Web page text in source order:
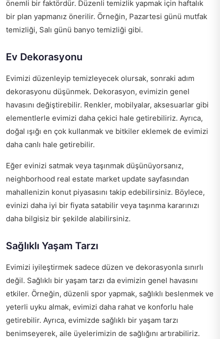
önemli bir faktördür. Düzenli temizlik yapmak için haftalık
bir plan yapmanız önerilir. Örneğin, Pazartesi günü mutfak
temizliği, Salı günü banyo temizliği gibi.
Ev Dekorasyonu
Evimizi düzenleyip temizleyecek olursak, sonraki adım
dekorasyonu düşünmek. Dekorasyon, evimizin genel
havasını değiştirebilir. Renkler, mobilyalar, aksesuarlar gibi
elementlerle evimizi daha çekici hale getirebiliriz. Ayrıca,
doğal ışığı en çok kullanmak ve bitkiler eklemek de evimizi
daha canlı hale getirebilir.
Eğer evinizi satmak veya taşınmak düşünüyorsanız,
neighborhood real estate market update sayfasından
mahallenizin konut piyasasını takip edebilirsiniz. Böylece,
evinizi daha iyi bir fiyata satabilir veya taşınma kararınızı
daha bilgisiz bir şekilde alabilirsiniz.
Sağlıklı Yaşam Tarzı
Evimizi iyileştirmek sadece düzen ve dekorasyonla sınırlı
değil. Sağlıklı bir yaşam tarzı da evimizin genel havasını
etkiler. Örneğin, düzenli spor yapmak, sağlıklı beslenmek ve
yeterli uyku almak, evimizi daha rahat ve konforlu hale
getirebilir. Ayrıca, evimizde sağlıklı bir yaşam tarzı
benimseyerek, aile üyelerimizin de sağlığını artırabiliriz.